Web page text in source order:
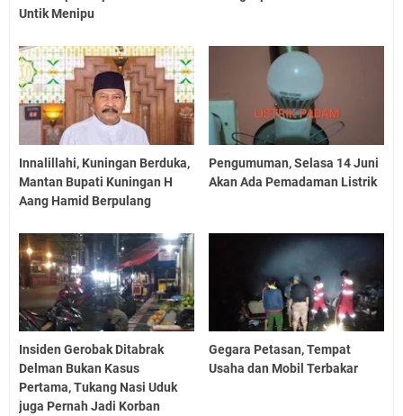
Untik Menipu
Innalillahi, Kuningan Berduka,
Mantan Bupati Kuningan H
Aang Hamid Berpulang
Pengumuman, Selasa 14 Juni
Akan Ada Pemadaman Listrik
Insiden Gerobak Ditabrak
Delman Bukan Kasus
Pertama, Tukang Nasi Uduk
juga Pernah Jadi Korban
Gegara Petasan, Tempat
Usaha dan Mobil Terbakar